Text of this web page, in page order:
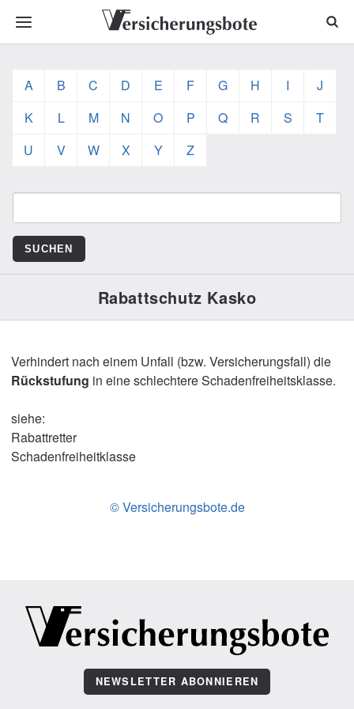
A B C D E F G H I
J
K
L M N O P Q R S
T
U
V W X Y Z
Rabattschutz Kasko
Verhindert nach einem Unfall (bzw. Versicherungsfall) die
Rückstufung in eine schlechtere Schadenfreiheitsklasse.
siehe:
Rabattretter
Schadenfreiheitklasse
© Versicherungsbote.de
NEWSLETTER ABONNIEREN